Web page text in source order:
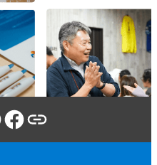
関する当社のウェブ
び本イベントの開催
規程等（併せて、以
ます。）を遵守しな
します。
判断した場合、当社
関して業務を委託す